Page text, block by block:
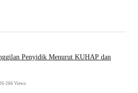
Penyidik Menurut KUHAP dan
•266 Views